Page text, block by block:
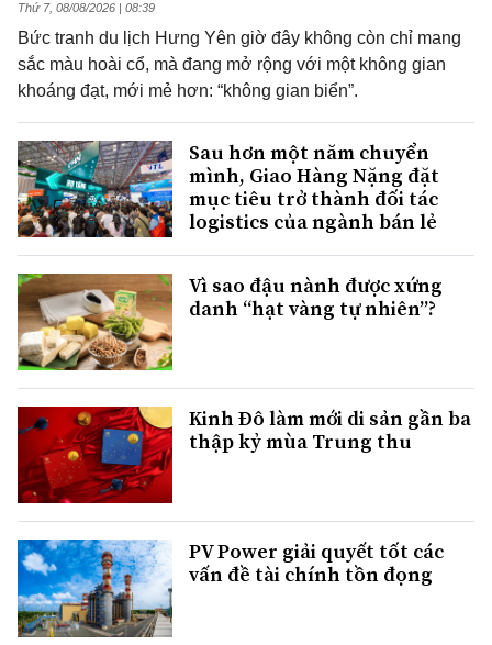
Thứ 7, 08/08/2026 | 08:39
Bức tranh du lịch Hưng Yên giờ đây không còn chỉ mang
sắc màu hoài cổ, mà đang mở rộng với một không gian
khoáng đạt, mới mẻ hơn: “không gian biển”.
Sau hơn một năm chuyển
mình, Giao Hàng Nặng đặt
mục tiêu trở thành đối tác
logistics của ngành bán lẻ
Vì sao đậu nành được xứng
danh “hạt vàng tự nhiên”?
Kinh Đô làm mới di sản gần ba
thập kỷ mùa Trung thu
PV Power giải quyết tốt các
vấn đề tài chính tồn đọng